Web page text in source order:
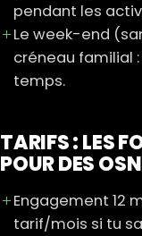
pendant les
Le week-end
créneau familial
temps.
TARIFS : LES
POUR DES
Engagement 12
tarif/mois si tu